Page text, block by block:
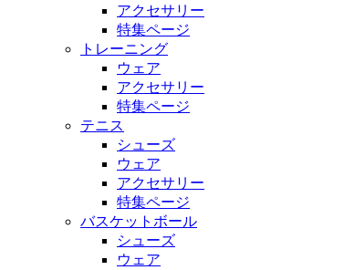
アクセサリー
特集ページ
トレーニング
ウェア
アクセサリー
特集ページ
テニス
シューズ
ウェア
アクセサリー
特集ページ
バスケットボール
シューズ
ウェア